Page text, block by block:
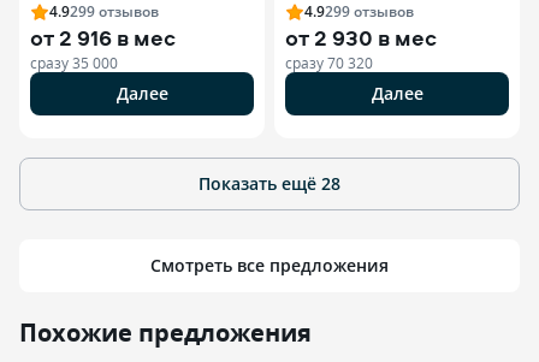
4.9299отзывов
от2 916 в мес
сразу35 000
Далее
4.9299отзывов
от2 930 в мес
сразу70 320
Далее
Показать ещё 28
Смотреть все предложения
Похожие предложения